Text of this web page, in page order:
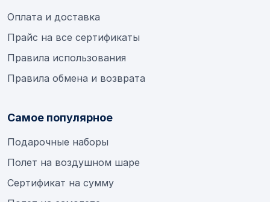
Оплата и доставка
Прайс на все сертификаты
Правила использования
Правила обмена и возврата
Самое популярное
Подарочные наборы
Полет на воздушном шаре
Сертификат на сумму